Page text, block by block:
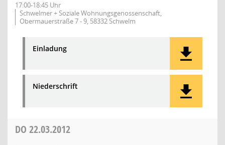
17:00-18:45 Uhr
Schwelmer + Soziale Wohnungsgenossenschaft,
Obermauerstraße 7 - 9, 58332 Schwelm
Einladung
Niederschrift
DO 22.03.2012